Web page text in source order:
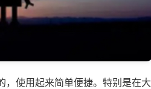
，使用起来简单便捷。特别是在大